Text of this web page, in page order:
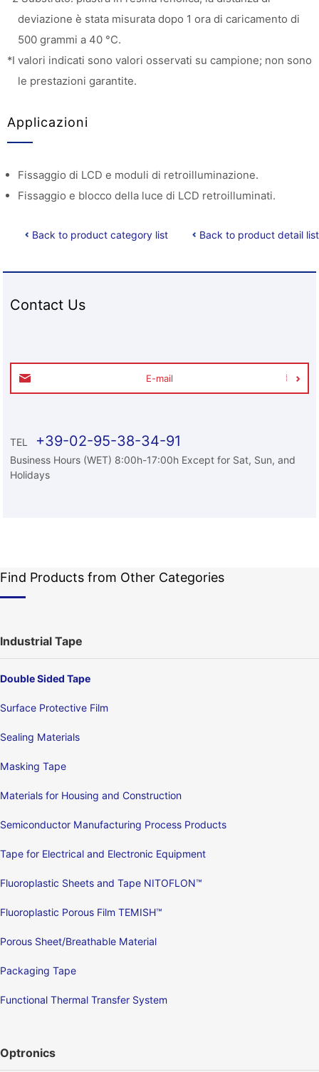
deviazione è stata misurata dopo 1 ora di caricamento di
500 grammi a 40 °C.
*I valori indicati sono valori osservati su campione; non sono
le prestazioni garantite.
Applicazioni
Fissaggio di LCD e moduli di retroilluminazione.
Fissaggio e blocco della luce di LCD retroilluminati.
Back to product category list Back to product detail list
Contact Us
E-mail
TEL +39-02-95-38-34-91
Business Hours (WET) 8:00h-17:00h Except for Sat, Sun, and
Holidays
Find Products from Other Categories
Industrial Tape
Double Sided Tape
Surface Protective Film
Sealing Materials
Masking Tape
Materials for Housing and Construction
Semiconductor Manufacturing Process Products
Tape for Electrical and Electronic Equipment
Fluoroplastic Sheets and Tape NITOFLON™
Fluoroplastic Porous Film TEMISH™
Porous Sheet/Breathable Material
Packaging Tape
Functional Thermal Transfer System
Optronics